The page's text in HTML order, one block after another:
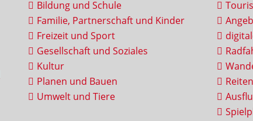
Bildung und Schule
Familie, Partnerschaft und Kinder
Freizeit und Sport
Gesellschaft und Soziales
Kultur
Planen und Bauen
Umwelt und Tiere
Reiten